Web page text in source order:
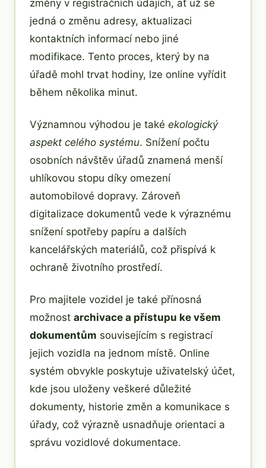
změny v registračních údajích, ať už se
jedná o změnu adresy, aktualizaci
kontaktních informací nebo jiné
modifikace. Tento proces, který by na
úřadě mohl trvat hodiny, lze online vyřídit
během několika minut.
Významnou výhodou je také ekologický
aspekt celého systému. Snížení počtu
osobních návštěv úřadů znamená menší
uhlíkovou stopu díky omezení
automobilové dopravy. Zároveň
digitalizace dokumentů vede k výraznému
snížení spotřeby papíru a dalších
kancelářských materiálů, což přispívá k
ochraně životního prostředí.
Pro majitele vozidel je také přínosná
možnost archivace a přístupu ke všem
dokumentům souvisejícím s registrací
jejich vozidla na jednom místě. Online
systém obvykle poskytuje uživatelský účet,
kde jsou uloženy veškeré důležité
dokumenty, historie změn a komunikace s
úřady, což výrazně usnadňuje orientaci a
správu vozidlové dokumentace.